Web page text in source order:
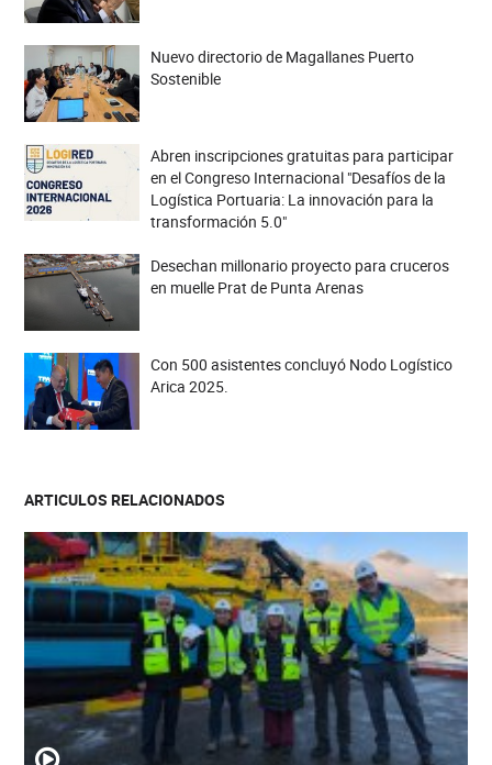
Nuevo directorio de Magallanes Puerto
Sostenible
Abren inscripciones gratuitas para participar
en el Congreso Internacional "Desafíos de la
Logística Portuaria: La innovación para la
transformación 5.0"
Desechan millonario proyecto para cruceros
en muelle Prat de Punta Arenas
Con 500 asistentes concluyó Nodo Logístico
Arica 2025.
ARTICULOS RELACIONADOS